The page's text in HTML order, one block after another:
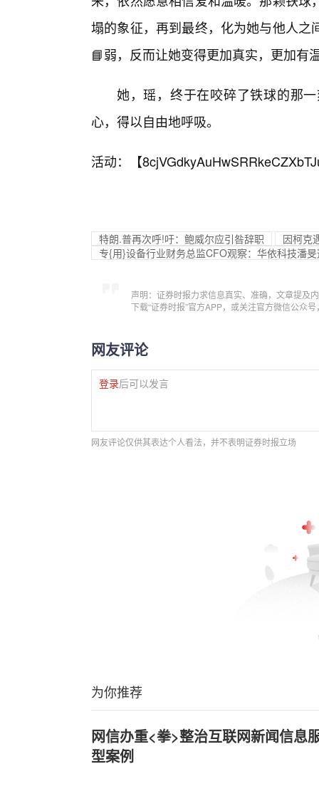
塌的象征，再到最终，化为她与他人
📘弱，反而让她变得更加真实，更加有
她，瑶，终于在咬碎了铁球的那
心，得以自由地呼吸。
活动：【
特朗.普再次呼!吁：鲍威尔应引咎辞职
因柯克
专{用}设备行业财务总监CFO观察：华依科技潘
声明：证券时报力求信息真实、准确，文章提及
下载“证券时报”官方APP，或关注官方微信公众
网友评论
登录后可以发言
网友评论仅供其表达个人看法，并不表明证券时报立场
为你推荐
网信办重<拳>整治互联网新闻信息
型案例